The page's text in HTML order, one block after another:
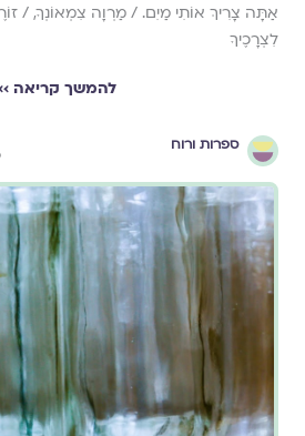
אַתָּה צָרִיךְ אוֹתִי מַיִם. / מַרְוָה צִמְאוֹנְךָ, /
לִצְרָכֶיךָ
להמשך קריאה ››
ספרות ורוח